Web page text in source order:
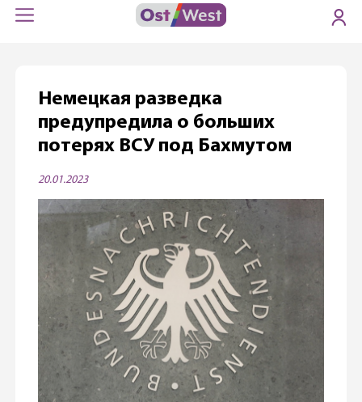
Немецкая разведка
предупредила о больших
потерях ВСУ под Бахмутом
20.01.2023